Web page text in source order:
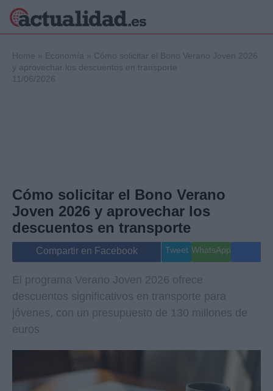
Internacional
Viajes
Gente
Musica
Home » Economía » Cómo solicitar el Bono Verano Joven 2026
y aprovechar los descuentos en transporte
11/06/2026
Cómo solicitar el Bono Verano
Joven 2026 y aprovechar los
descuentos en transporte
Compartir en Facebook Tweet WhatsApp
El programa Verano Joven 2026 ofrece
descuentos significativos en transporte para
jóvenes, con un presupuesto de 130 millones de
euros